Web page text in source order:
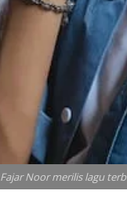
Fajar Noor merilis lagu